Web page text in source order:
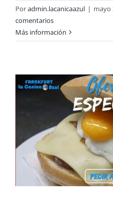
Poradmin.lacanicaazul | mayo
comentarios
Más información